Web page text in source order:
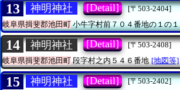
13 神明神社 [Detail]
[〒503-2404]
岐阜県揖斐郡池田町小牛字村前７０４番地の１の１
14 神明神社 [Detail]
[〒503-2408]
岐阜県揖斐郡池田町段字村之内５４６番地 [地図等]
15 神明神社 [Detail]
[〒503-2402]